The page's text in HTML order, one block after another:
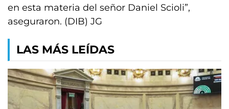
en esta materia del señor Daniel Scioli”,
aseguraron. (DIB) JG
LAS MÁS LEÍDAS